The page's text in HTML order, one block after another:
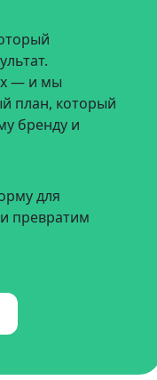
— и мы
план, который
бренду и
для
превратим